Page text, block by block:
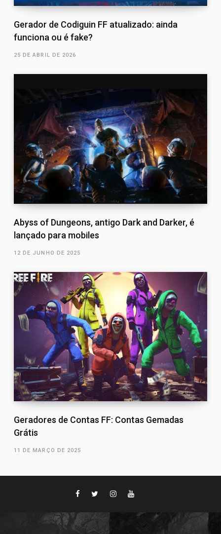
Gerador de Codiguin FF atualizado: ainda
funciona ou é fake?
25 DE ABRIL DE 2026
Abyss of Dungeons, antigo Dark and Darker, é
lançado para mobiles
12 DE JUNHO DE 2025
Geradores de Contas FF: Contas Gemadas
Grátis
11 DE MARÇO DE 2025